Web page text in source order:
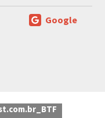
Google